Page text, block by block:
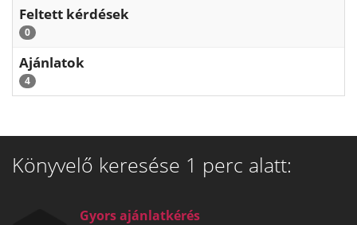
Feltett kérdések
0
Ajánlatok
4
Könyvelő keresése 1 perc alatt:
Gyors ajánlatkérés